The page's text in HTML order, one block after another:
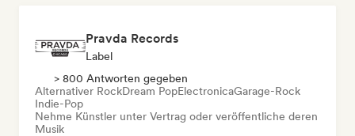
Pravda Records
Label
> 800 Antworten gegeben
Alternativer RockDream PopElectronicaGarage-Rock
Indie-Pop
Nehme Künstler unter Vertrag oder veröffentliche deren
Musik